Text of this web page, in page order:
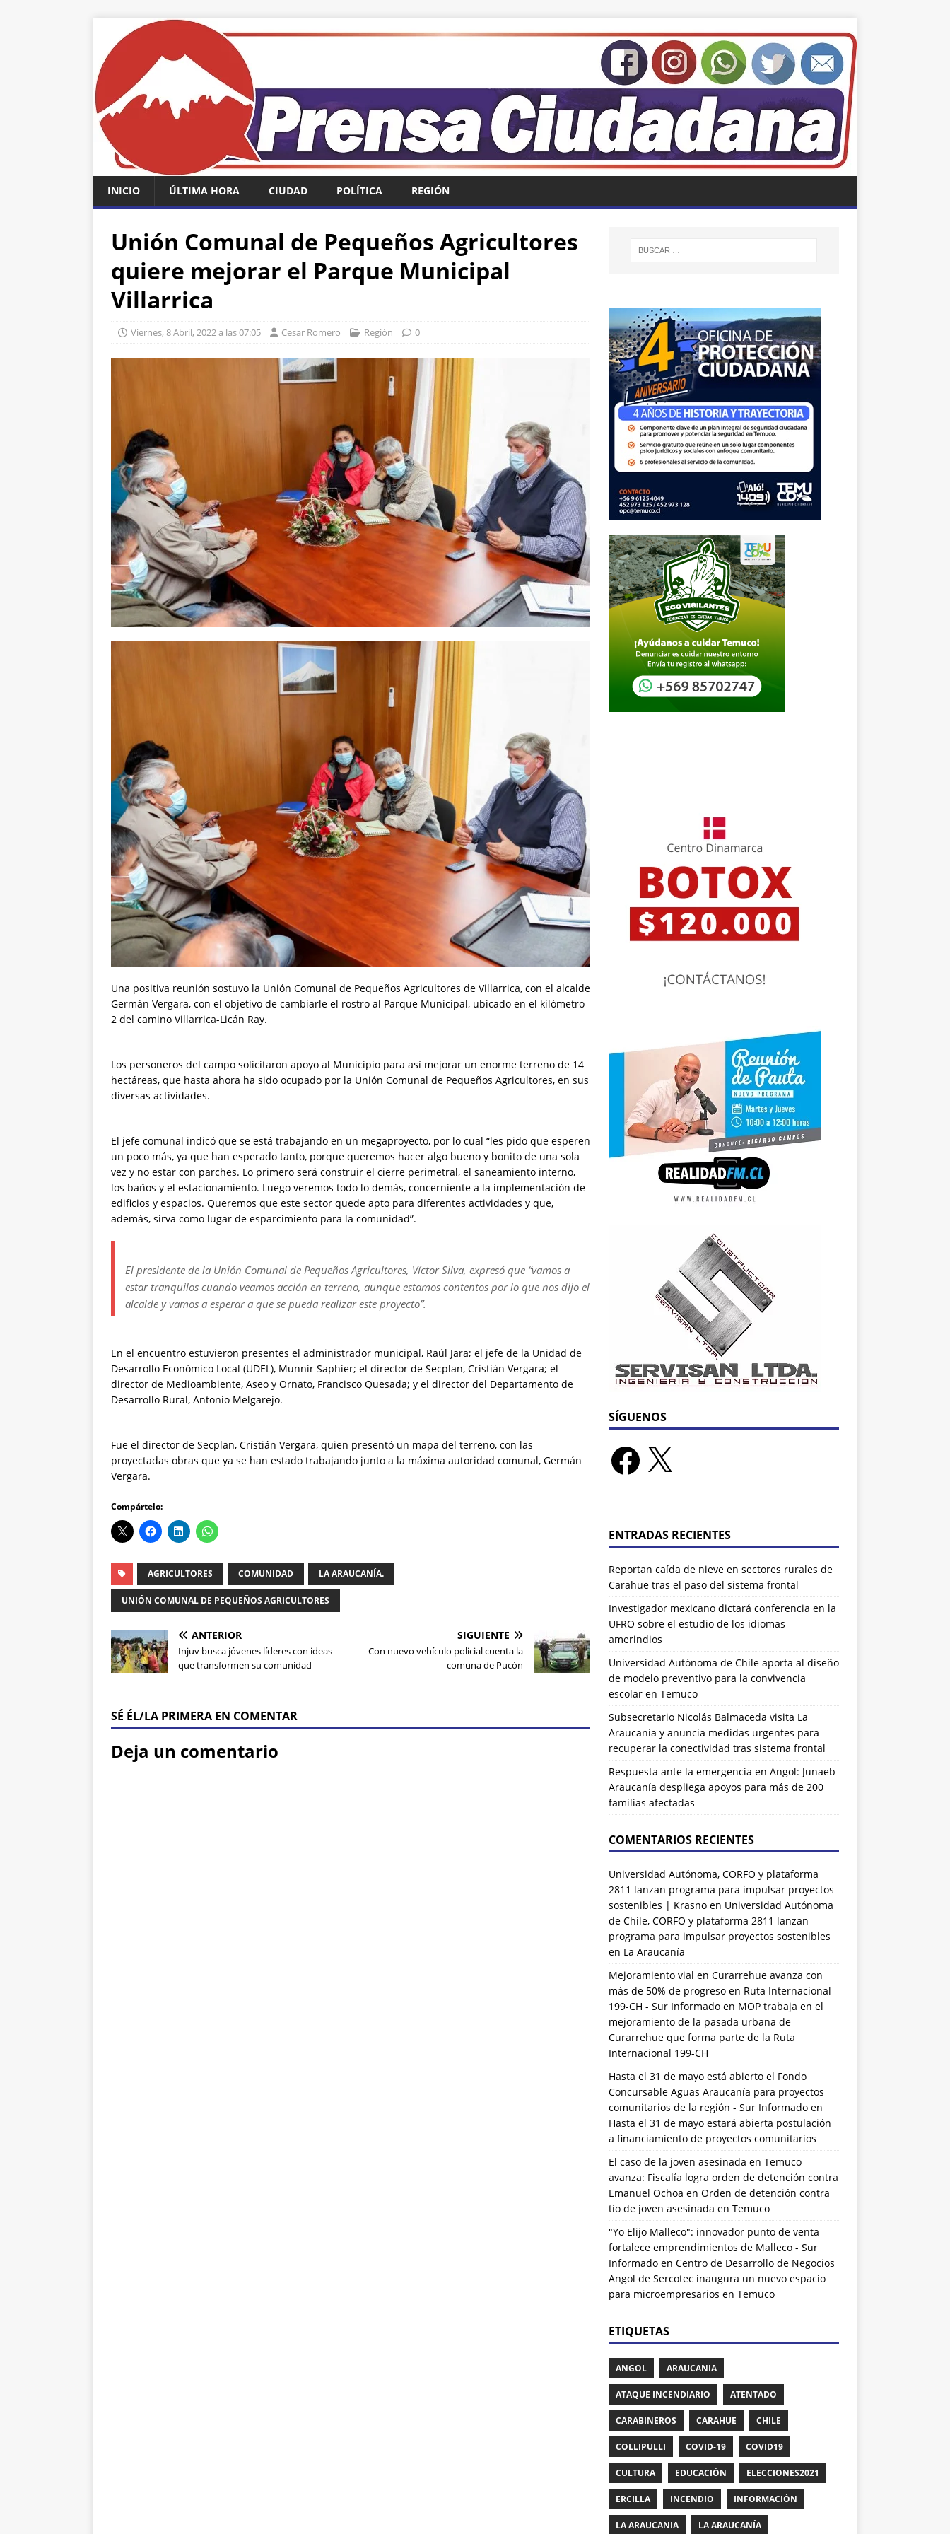
INICIO ÚLTIMA HORA CIUDAD POLÍTICA REGIÓN
Unión Comunal de Pequeños Agricultores
quiere mejorar el Parque Municipal
Villarrica
Viernes, 8 Abril, 2022 a las 07:05 Cesar Romero Región 0
Una positiva reunión sostuvo la Unión Comunal de Pequeños Agricultores de Villarrica, con el alcalde
Germán Vergara, con el objetivo de cambiarle el rostro al Parque Municipal, ubicado en el kilómetro
2 del camino Villarrica-Licán Ray.
Los personeros del campo solicitaron apoyo al Municipio para así mejorar un enorme terreno de 14
hectáreas, que hasta ahora ha sido ocupado por la Unión Comunal de Pequeños Agricultores, en sus
diversas actividades.
El jefe comunal indicó que se está trabajando en un megaproyecto, por lo cual “les pido que esperen
un poco más, ya que han esperado tanto, porque queremos hacer algo bueno y bonito de una sola
vez y no estar con parches. Lo primero será construir el cierre perimetral, el saneamiento interno,
los baños y el estacionamiento. Luego veremos todo lo demás, concerniente a la implementación de
edificios y espacios. Queremos que este sector quede apto para diferentes actividades y que,
además, sirva como lugar de esparcimiento para la comunidad”.
El presidente de la Unión Comunal de Pequeños Agricultores, Víctor Silva, expresó que “vamos a
estar tranquilos cuando veamos acción en terreno, aunque estamos contentos por lo que nos dijo el
alcalde y vamos a esperar a que se pueda realizar este proyecto”.
En el encuentro estuvieron presentes el administrador municipal, Raúl Jara; el jefe de la Unidad de
Desarrollo Económico Local (UDEL), Munnir Saphier; el director de Secplan, Cristián Vergara; el
director de Medioambiente, Aseo y Ornato, Francisco Quesada; y el director del Departamento de
Desarrollo Rural, Antonio Melgarejo.
Fue el director de Secplan, Cristián Vergara, quien presentó un mapa del terreno, con las
proyectadas obras que ya se han estado trabajando junto a la máxima autoridad comunal, Germán
Vergara.
Compártelo:
AGRICULTORES COMUNIDAD LA ARAUCANÍA.
UNIÓN COMUNAL DE PEQUEÑOS AGRICULTORES
ANTERIOR
Injuv busca jóvenes líderes con ideas
que transformen su comunidad
SIGUIENTE
Con nuevo vehículo policial cuenta la
comuna de Pucón
SÉ ÉL/LA PRIMERA EN COMENTAR
Deja un comentario
SÍGUENOS
ENTRADAS RECIENTES
Reportan caída de nieve en sectores rurales de
Carahue tras el paso del sistema frontal
Investigador mexicano dictará conferencia en la
UFRO sobre el estudio de los idiomas
amerindios
Universidad Autónoma de Chile aporta al diseño
de modelo preventivo para la convivencia
escolar en Temuco
Subsecretario Nicolás Balmaceda visita La
Araucanía y anuncia medidas urgentes para
recuperar la conectividad tras sistema frontal
Respuesta ante la emergencia en Angol: Junaeb
Araucanía despliega apoyos para más de 200
familias afectadas
COMENTARIOS RECIENTES
Universidad Autónoma, CORFO y plataforma
2811 lanzan programa para impulsar proyectos
sostenibles | Krasnoen Universidad Autónoma
de Chile, CORFO y plataforma 2811 lanzan
programa para impulsar proyectos sostenibles
en La Araucanía
Mejoramiento vial en Curarrehue avanza con
más de 50% de progreso en Ruta Internacional
199-CH - Sur Informadoen MOP trabaja en el
mejoramiento de la pasada urbana de
Curarrehue que forma parte de la Ruta
Internacional 199-CH
Hasta el 31 de mayo está abierto el Fondo
Concursable Aguas Araucanía para proyectos
comunitarios de la región - Sur Informadoen
Hasta el 31 de mayo estará abierta postulación
a financiamiento de proyectos comunitarios
El caso de la joven asesinada en Temuco
avanza: Fiscalía logra orden de detención contra
Emanuel Ochoa en Orden de detención contra
tío de joven asesinada en Temuco
"Yo Elijo Malleco": innovador punto de venta
fortalece emprendimientos de Malleco - Sur
Informadoen Centro de Desarrollo de Negocios
Angol de Sercotec inaugura un nuevo espacio
para microempresarios en Temuco
ETIQUETAS
ANGOL ARAUCANIA
ATAQUE INCENDIARIO ATENTADO
CARABINEROS CARAHUE CHILE
COLLIPULLI COVID-19 COVID19
CULTURA EDUCACIÓN ELECCIONES2021
ERCILLA INCENDIO INFORMACIÓN
LA ARAUCANIA LA ARAUCANÍA